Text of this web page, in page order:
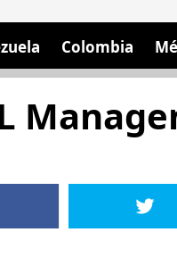
Colombia